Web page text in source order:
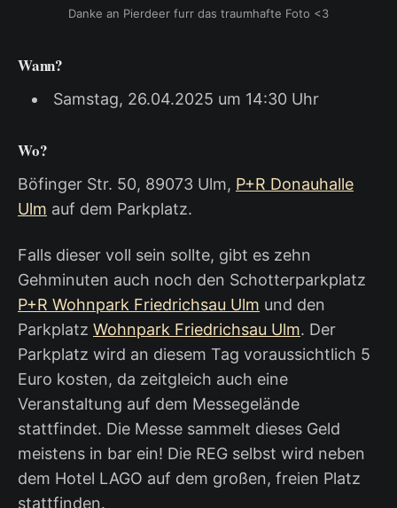
Danke an Pierdeer furr das traumhafte Foto <3
Wann?
Samstag, 26.04.2025 um 14:30 Uhr
Wo?
Böfinger Str. 50, 89073 Ulm, P+R Donauhalle
Ulm auf dem Parkplatz.
Falls dieser voll sein sollte, gibt es zehn
Gehminuten auch noch den Schotterparkplatz
P+R Wohnpark Friedrichsau Ulm und den
Parkplatz Wohnpark Friedrichsau Ulm. Der
Parkplatz wird an diesem Tag voraussichtlich 5
Euro kosten, da zeitgleich auch eine
Veranstaltung auf dem Messegelände
stattfindet. Die Messe sammelt dieses Geld
meistens in bar ein! Die REG selbst wird neben
dem Hotel LAGO auf dem großen, freien Platz
stattfinden.